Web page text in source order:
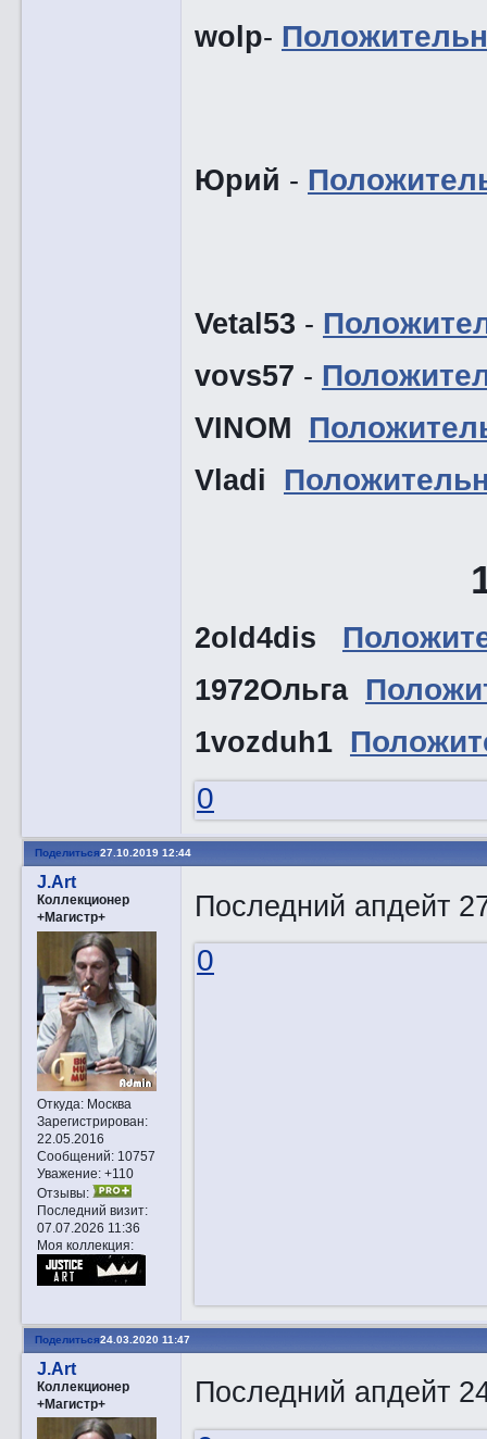
wolp-
Юрий -
Vetal53 -
vovs57 -
VINOM
Vladi
2old4dis
1972Ольга
1vozduh1
0
Поделиться27.10.2019 12:44
J.Art
Коллекционер
+Магистр+
Откуда:Москва
Зарегистрирован:
22.05.2016
Сообщений:10757
Уважение: +110
Отзывы:
Последний визит:
07.07.2026 11:36
Моя коллекция:
Последний апдейт
0
Поделиться24.03.2020 11:47
J.Art
Коллекционер
+Магистр+
Последний апдейт